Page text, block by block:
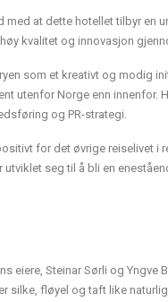
med at dette hotellet tilbyr en
kvalitet og innovasjon
som et kreativt og modig
utenfor Norge enn innenfor.
og PR-strategi.
for det øvrige reiselivet i
utviklet seg til å bli en
eiere, Steinar Sørli og
silke, fløyel og taft like